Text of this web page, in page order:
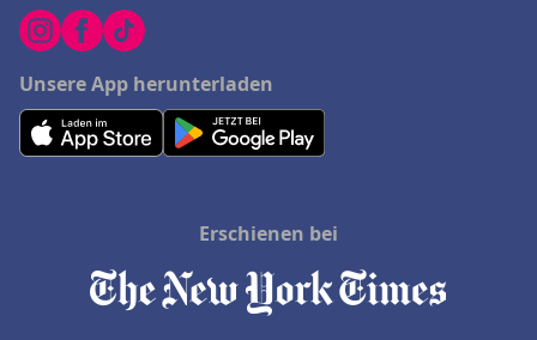
Unsere App herunterladen
Erschienen bei